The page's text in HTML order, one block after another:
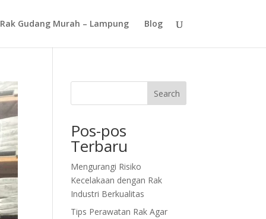
Rak Gudang Murah – Lampung Blog
Search
Pos-pos
Terbaru
Mengurangi Risiko
Kecelakaan dengan Rak
Industri Berkualitas
Tips Perawatan Rak Agar